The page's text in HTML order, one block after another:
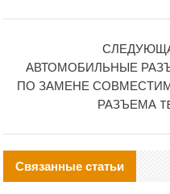
АВТОМОБИЛЬНЫЕ
ПО ЗАМЕНЕ
РАЗЪЕМА
Связанные статьи